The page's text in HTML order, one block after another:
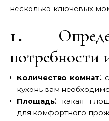
несколько ключевых
1․
потребности
Количество комнат⁚
кухонь вам
Площадь⁚какая
для комфортного